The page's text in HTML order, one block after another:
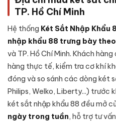
- Thân két đúc đặc nguyên
sơn nano 3 lớp chống trầy xước.
- Cánh cửa thép đặc dày
khóa đa điểm 4 hướng.
- Bản lề cửa giấu kín bên trong
- Khoang chứa lót nội thất nỉ
khoang bí mật + 1 ngăn kéo có
- Đèn LED tự sáng khi mở cửa,
TP. Hồ Chí Minh
Hệ thống Két Sắt Nhập Khẩu
nhập khẩu 88 trưng bày
và TP. Hồ Chí Minh. Khách
hàng thực tế, kiểm tra cơ khí
đóng và so sánh các dòng két
Philips, Welko, Liberty...) trước
két sắt nhập khẩu 88 đều mở
ngày trong tuần, hỗ trợ tư